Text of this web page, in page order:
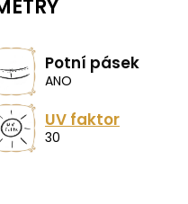
Potní pásek
ANO
UV faktor
30